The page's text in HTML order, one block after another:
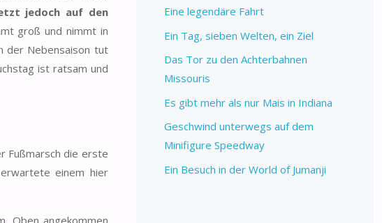
jedoch auf den
groß und nimmt in
der Nebensaison tut
ist ratsam und
Fußmarsch die erste
einem hier
Eine legendäre Fahrt
Ein Tag, sieben Welten, ein Ziel
Das Tor zu den Achterbahnen
Missouris
Es gibt mehr als nur Mais in Indiana
Geschwind unterwegs auf dem
Minifigure Speedway
Ein Besuch in der World of Jumanji